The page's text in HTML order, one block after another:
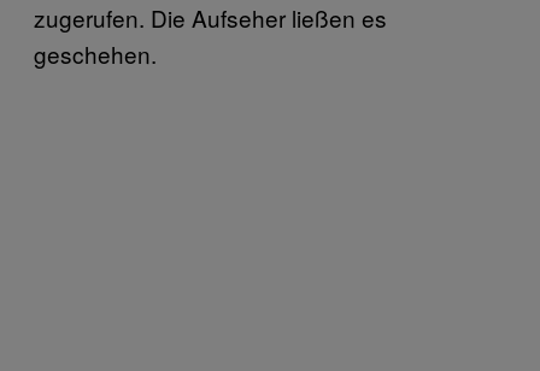
zugerufen. Die Aufseher ließen es
geschehen.